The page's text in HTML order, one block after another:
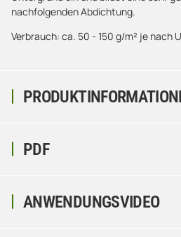
nachfolgenden Abdichtung.
Verbrauch: ca. 50 - 150 g/m² je nach
PDF
ANWENDUNGSVIDEO